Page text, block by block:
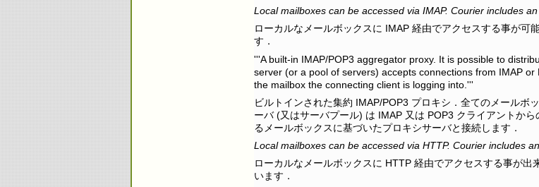
Local mailboxes can be accessed via IMAP. Courier includes
ローカルなメールボックスに IMAP 経由でアクセスする事が可
す．
'''A built-in IMAP/POP3 aggregator proxy. It is possible to
server (or a pool of servers) accepts connections from IMAP
the mailbox the connecting client is logging into.'''
ビルトインされた集約 IMAP/POP3 プロキシ．全てのメールボ
ーバ (又はサーバプール) は IMAP 又は POP3 クライアントか
るメールボックスに基づいたプロキシサーバと接続します．
Local mailboxes can be accessed via HTTP. Courier includes an
ローカルなメールボックスに HTTP 経由でアクセスする事が出
います．